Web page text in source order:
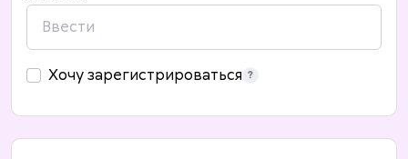
Хочу зарегистрироваться